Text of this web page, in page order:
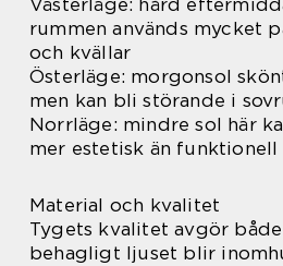
Västerläge: hård
rummen används mycket
och kvällar
Österläge: morgonsol
men kan bli störande i
Norrläge: mindre sol här
mer estetisk än funktionell
Material och kvalitet
Tygets kvalitet avgör
behagligt ljuset blir